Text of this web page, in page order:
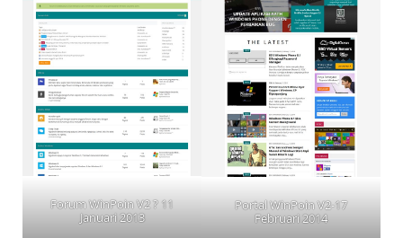
Forum WinPoin V2 ? 11
Januari 2013
Portal WinPoin V2-17
Februari 2014